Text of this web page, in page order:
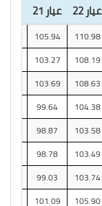
عيار 22 عيار 21
110.98
105.94
108.19
103.27
108.63
103.69
104.38
99.64
103.58
98.87
103.49
98.78
103.74
99.03
105.90
101.09